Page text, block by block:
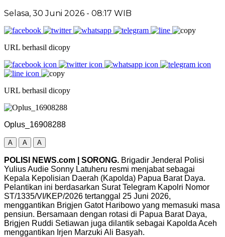
Selasa, 30 Juni 2026 - 08:17 WIB
URL berhasil dicopy
URL berhasil dicopy
Oplus_16908288
A A A
POLISI NEWS.com | SORONG. Brigadir Jenderal Polisi
Yulius Audie Sonny Latuheru resmi menjabat sebagai
Kepala Kepolisian Daerah (Kapolda) Papua Barat Daya.
Pelantikan ini berdasarkan Surat Telegram Kapolri Nomor
ST/1335/VI/KEP/2026 tertanggal 25 Juni 2026,
menggantikan Brigjen Gatot Haribowo yang memasuki masa
pensiun. Bersamaan dengan rotasi di Papua Barat Daya,
Brigjen Ruddi Setiawan juga dilantik sebagai Kapolda Aceh
menggantikan Irjen Marzuki Ali Basyah.